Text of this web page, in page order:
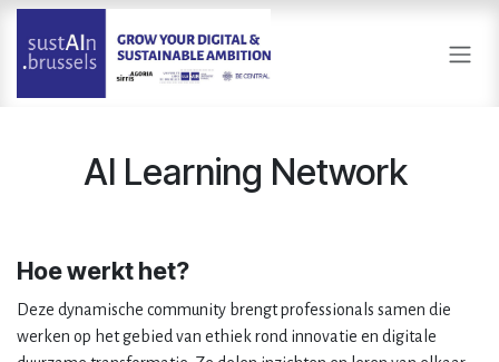
Overslaan naar inhoud
AI Learning Network
Hoe werkt het?
Deze dynamische community brengt professionals samen die
werken op het gebied van ethiek rond innovatie en digitale